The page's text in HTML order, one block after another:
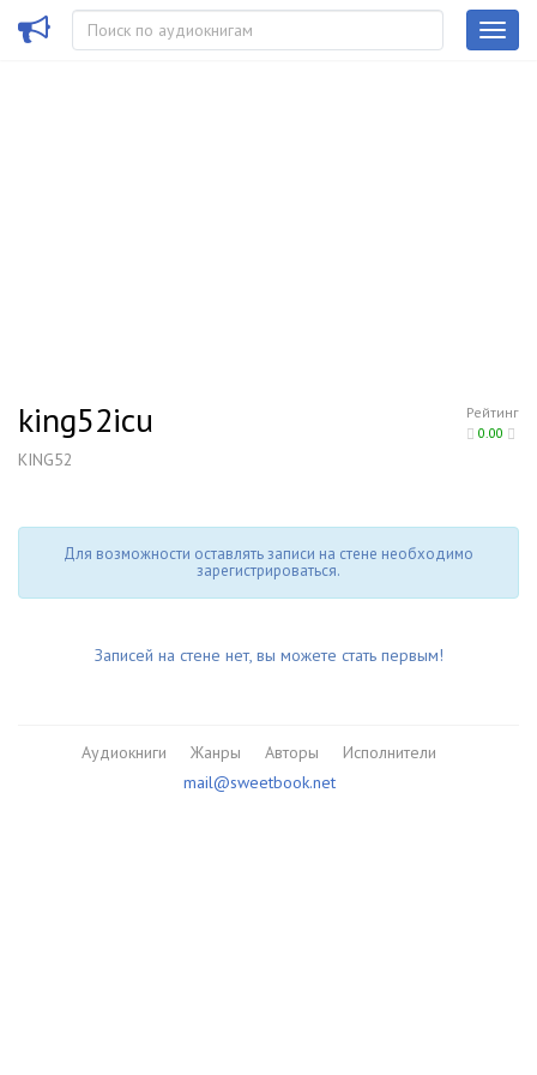
Рейтинг
0.00
king52icu
KING52
Для возможности оставлять записи на стене необходимо
зарегистрироваться.
Записей на стене нет, вы можете стать первым!
Аудиокниги Жанры Авторы
Исполнители
mail@sweetbook.net